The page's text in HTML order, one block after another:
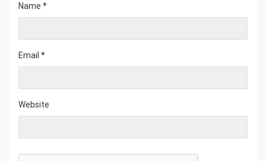
Name *
Email *
Website